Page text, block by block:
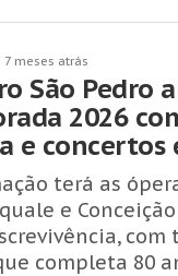
7 meses atrás
São Pedro
2026
e concertos
terá as
e
completa 80